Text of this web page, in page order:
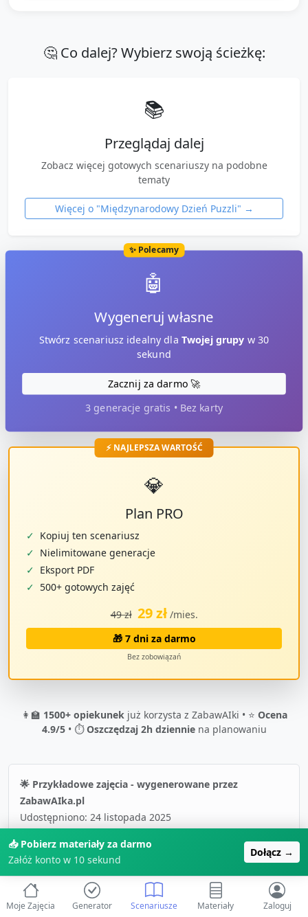
🤔 Co dalej? Wybierz swoją ścieżkę:
📚
Przeglądaj dalej
Zobacz więcej gotowych scenariuszy na podobne
tematy
Więcej o "Międzynarodowy Dzień Puzzli" →
✨ Polecamy
🤖
Wygeneruj własne
Stwórz scenariusz idealny dla Twojej grupy w 30
sekund
Zacznij za darmo 🚀
3 generacje gratis • Bez karty
⚡ NAJLEPSZA WARTOŚĆ
💎
Plan PRO
✓ Kopiuj ten scenariusz
✓ Nielimitowane generacje
✓ Eksport PDF
✓ 500+ gotowych zajęć
49 zł 29 zł /mies.
🎁 7 dni za darmo
Bez zobowiązań
👩‍🏫 1500+ opiekunekjuż korzysta z ZabawAIki • ⭐ Ocena
4.9/5• ⏱️Oszczędzaj 2h dzienniena planowaniu
🌟 Przykładowe zajęcia - wygenerowane przez
ZabawAIka.pl
Udostępniono: 24 listopada 2025
📚 Więcej o "Międzynarodowy Dzień Puzzli"
🔍 Wszystkie scenariusze
📥 Pobierz materiały za darmo
Załóż konto w 10 sekund
Dołącz →
Moje Zajęcia Generator Scenariusze Materiały Zaloguj